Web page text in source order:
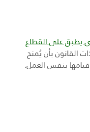
يطبق على القطاع
4 من ذات القانون بأن يُمنح
قيامها بنفس العمل.